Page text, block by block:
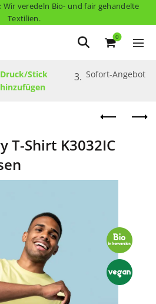
Wir veredeln Bio- und fair gehandelte
Textilien.
0
Druck/Stick
hinzufügen
3. Sofort-Angebot
T-Shirt K3032IC